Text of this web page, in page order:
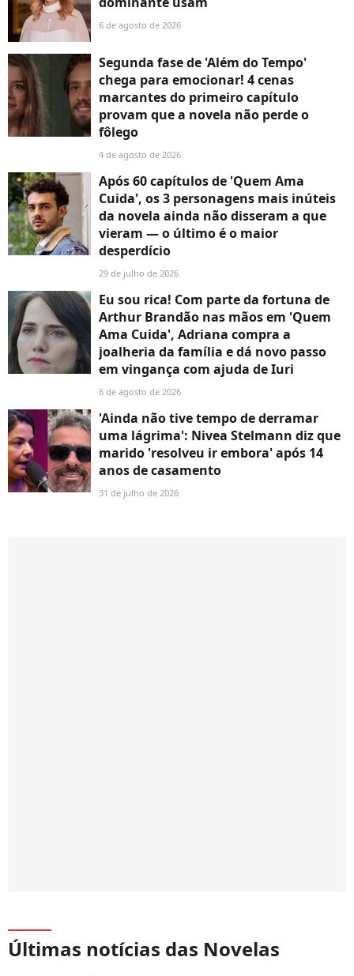
6 de agosto de 2026
Segunda fase de 'Além do Tempo'
chega para emocionar! 4 cenas
marcantes do primeiro capítulo
provam que a novela não perde o
fôlego
4 de agosto de 2026
Após 60 capítulos de 'Quem Ama
Cuida', os 3 personagens mais inúteis
da novela ainda não disseram a que
vieram — o último é o maior
desperdício
29 de julho de 2026
Eu sou rica! Com parte da fortuna de
Arthur Brandão nas mãos em 'Quem
Ama Cuida', Adriana compra a
joalheria da família e dá novo passo
em vingança com ajuda de Iuri
6 de agosto de 2026
'Ainda não tive tempo de derramar
uma lágrima': Nivea Stelmann diz que
marido 'resolveu ir embora' após 14
anos de casamento
31 de julho de 2026
Últimas notícias das Novelas